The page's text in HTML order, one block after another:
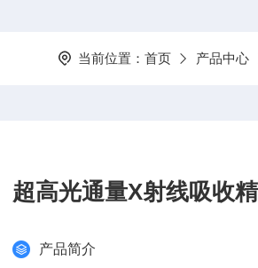
当前位置： 首页 产品中心
超高光通量X射线吸收
产品简介